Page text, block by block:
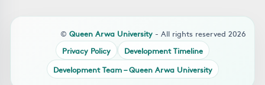
© Queen Arwa University - All rights reserved 2026
Privacy Policy
Development Timeline
Development Team – Queen Arwa University